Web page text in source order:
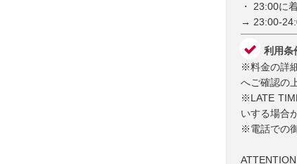
・ 23:00に
→ 23:00-
利用条
※料金の詳
へご確認の
※LATE
いする場合
※電話での